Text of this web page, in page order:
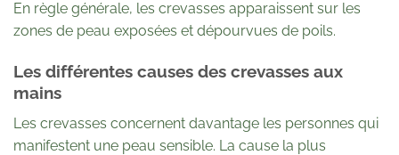
En règle générale, les crevasses apparaissent sur les
zones de peau exposées et dépourvues de poils.
Les différentes causes des crevasses aux
mains
Les crevasses concernent davantage les personnes qui
manifestent une peau sensible. La cause la plus